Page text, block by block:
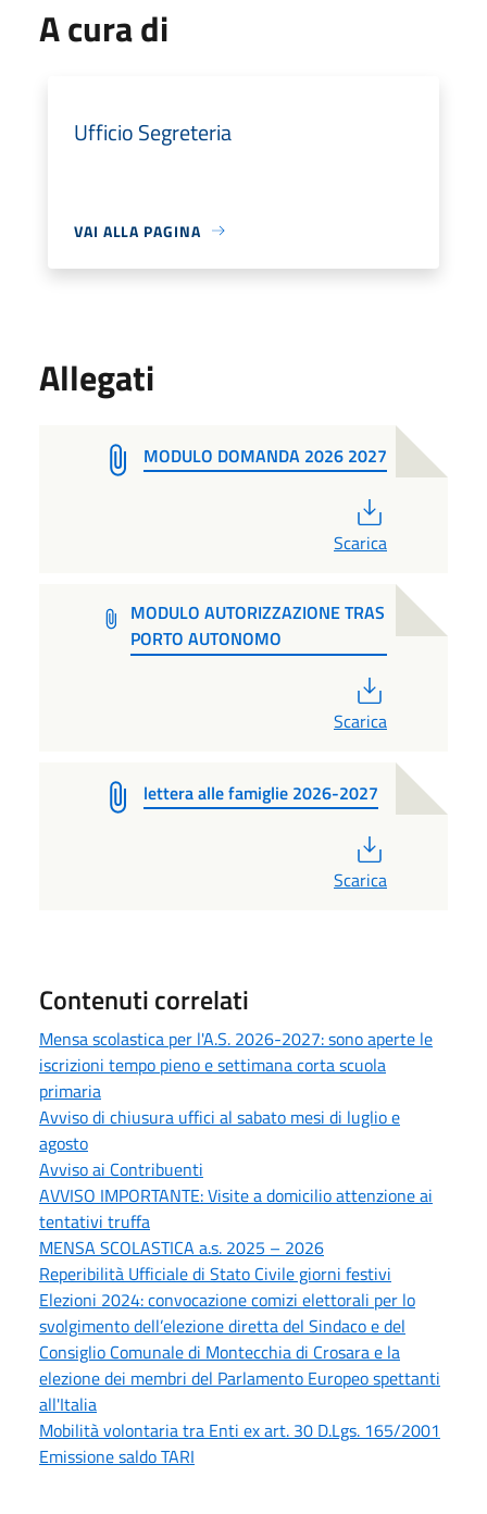
A cura di
Ufficio Segreteria
VAI ALLA PAGINA
Allegati
MODULO DOMANDA 2026 2027
Scarica
MODULO AUTORIZZAZIONE TRAS
PORTO AUTONOMO
Scarica
lettera alle famiglie 2026-2027
Scarica
Contenuti correlati
Mensa scolastica per l'A.S. 2026-2027: sono aperte le
iscrizioni tempo pieno e settimana corta scuola
primaria
Avviso di chiusura uffici al sabato mesi di luglio e
agosto
Avviso ai Contribuenti
AVVISO IMPORTANTE: Visite a domicilio attenzione ai
tentativi truffa
MENSA SCOLASTICA a.s. 2025 – 2026
Reperibilità Ufficiale di Stato Civile giorni festivi
Elezioni 2024: convocazione comizi elettorali per lo
svolgimento dell’elezione diretta del Sindaco e del
Consiglio Comunale di Montecchia di Crosara e la
elezione dei membri del Parlamento Europeo spettanti
all'Italia
Mobilità volontaria tra Enti ex art. 30 D.Lgs. 165/2001
Emissione saldo TARI